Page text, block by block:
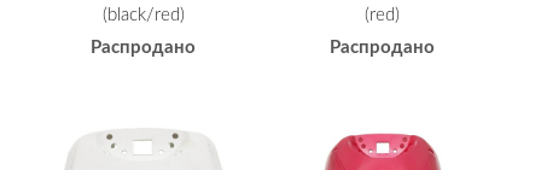
(black/red)
Распродано
(red)
Распродано